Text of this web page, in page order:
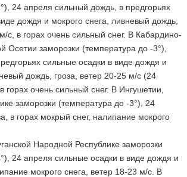
24 апреля сильный дождь, в предгорьях
дождя и мокрого снега, ливневый дождь,
с, в горах очень сильный снег. В Кабардино-
Осетии заморозки (температура до -3°),
сильные осадки в виде дождя и
дождь, гроза, ветер 20-25 м/с (24
очень сильный снег. В Ингушетии,
заморозки (температура до -3°), 24
в горах мокрый снег, налипание мокрого
Народной Республике заморозки
24 апреля сильные осадки в виде дождя и
мокрого снега, ветер 18-23 м/с. В